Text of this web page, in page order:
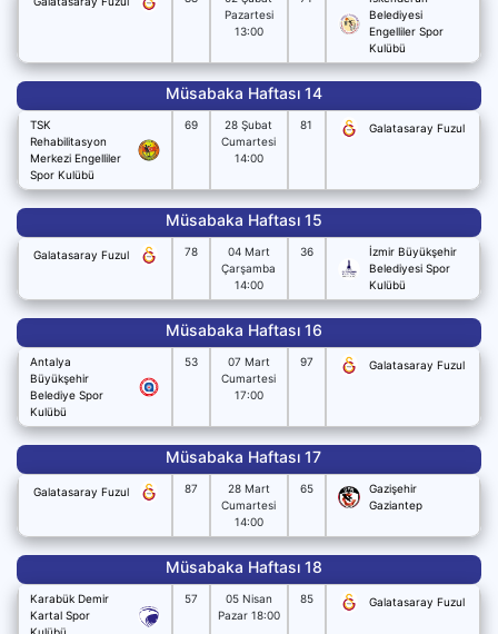
Pazartesi
13:00
Belediyesi
Engelliler Spor
Kulübü
Müsabaka Haftası 14
TSK
Rehabilitasyon
Merkezi Engelliler
Spor Kulübü
69
28 Şubat
Cumartesi
14:00
81 Galatasaray Fuzul
Müsabaka Haftası 15
Galatasaray Fuzul 78
04 Mart
Çarşamba
14:00
36
İzmir Büyükşehir
Belediyesi Spor
Kulübü
Müsabaka Haftası 16
Antalya
Büyükşehir
Belediye Spor
Kulübü
53
07 Mart
Cumartesi
17:00
97 Galatasaray Fuzul
Müsabaka Haftası 17
Galatasaray Fuzul 87
28 Mart
Cumartesi
14:00
65
Gazişehir
Gaziantep
Müsabaka Haftası 18
Karabük Demir
Kartal Spor
57
05 Nisan
Pazar 18:00
85 Galatasaray Fuzul